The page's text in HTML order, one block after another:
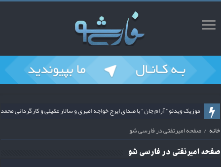
موزیک ویدئو ” آرام جان ” با صدای ایرج خواجه امیری و سالار عقیلی و
خانه / صفحه امیرتفتی در فارسی شو
صفحهامیرتفتی در فارسی شو